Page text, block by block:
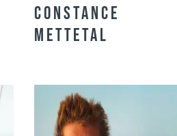
Constance
Mettetal